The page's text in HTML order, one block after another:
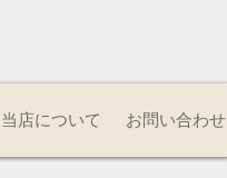
当店について お問い合わせ